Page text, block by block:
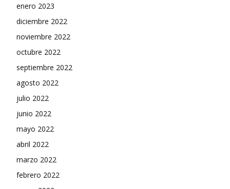
enero 2023
diciembre 2022
noviembre 2022
octubre 2022
septiembre 2022
agosto 2022
julio 2022
junio 2022
mayo 2022
abril 2022
marzo 2022
febrero 2022